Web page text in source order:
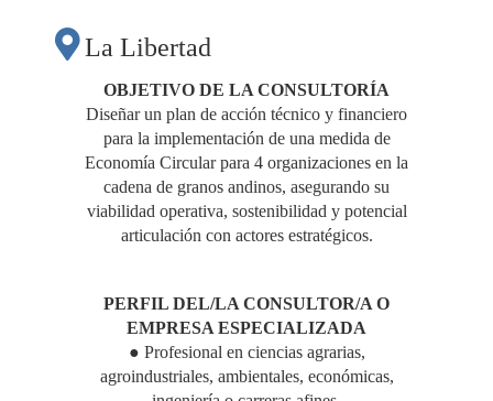
CIRCULAR PARA LA
CADENA
PRODUCTIVA DE
GRANOS ANDINOS"
La Libertad
OBJETIVO DE LA CONSULTORÍA
Diseñar un plan de acción técnico y financiero
para la implementación de una medida de
Economía Circular para 4 organizaciones en la
cadena de granos andinos, asegurando su
viabilidad operativa, sostenibilidad y potencial
articulación con actores estratégicos.
PERFIL DEL/LA CONSULTOR/A O
EMPRESA ESPECIALIZADA
● Profesional en ciencias agrarias,
agroindustriales, ambientales, económicas,